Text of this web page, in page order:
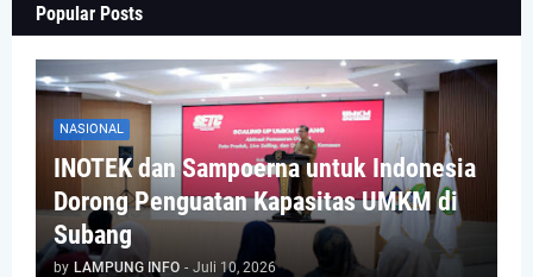
Popular Posts
NASIONAL
INOTEK dan Sampoerna untuk Indonesia
Dorong Penguatan Kapasitas UMKM di
Subang
by LAMPUNG INFO - Juli 10, 2026